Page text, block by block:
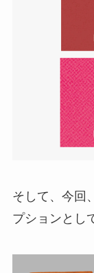
そして、今回
プションとし